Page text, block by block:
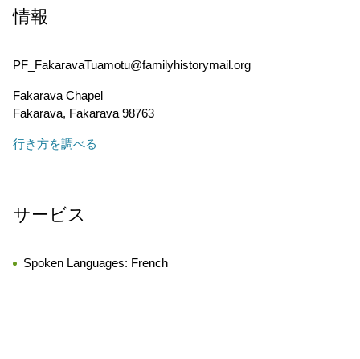
情報
PF_FakaravaTuamotu@familyhistorymail.org
Fakarava Chapel
Fakarava, Fakarava 98763
行き方を調べる
サービス
Spoken Languages: French